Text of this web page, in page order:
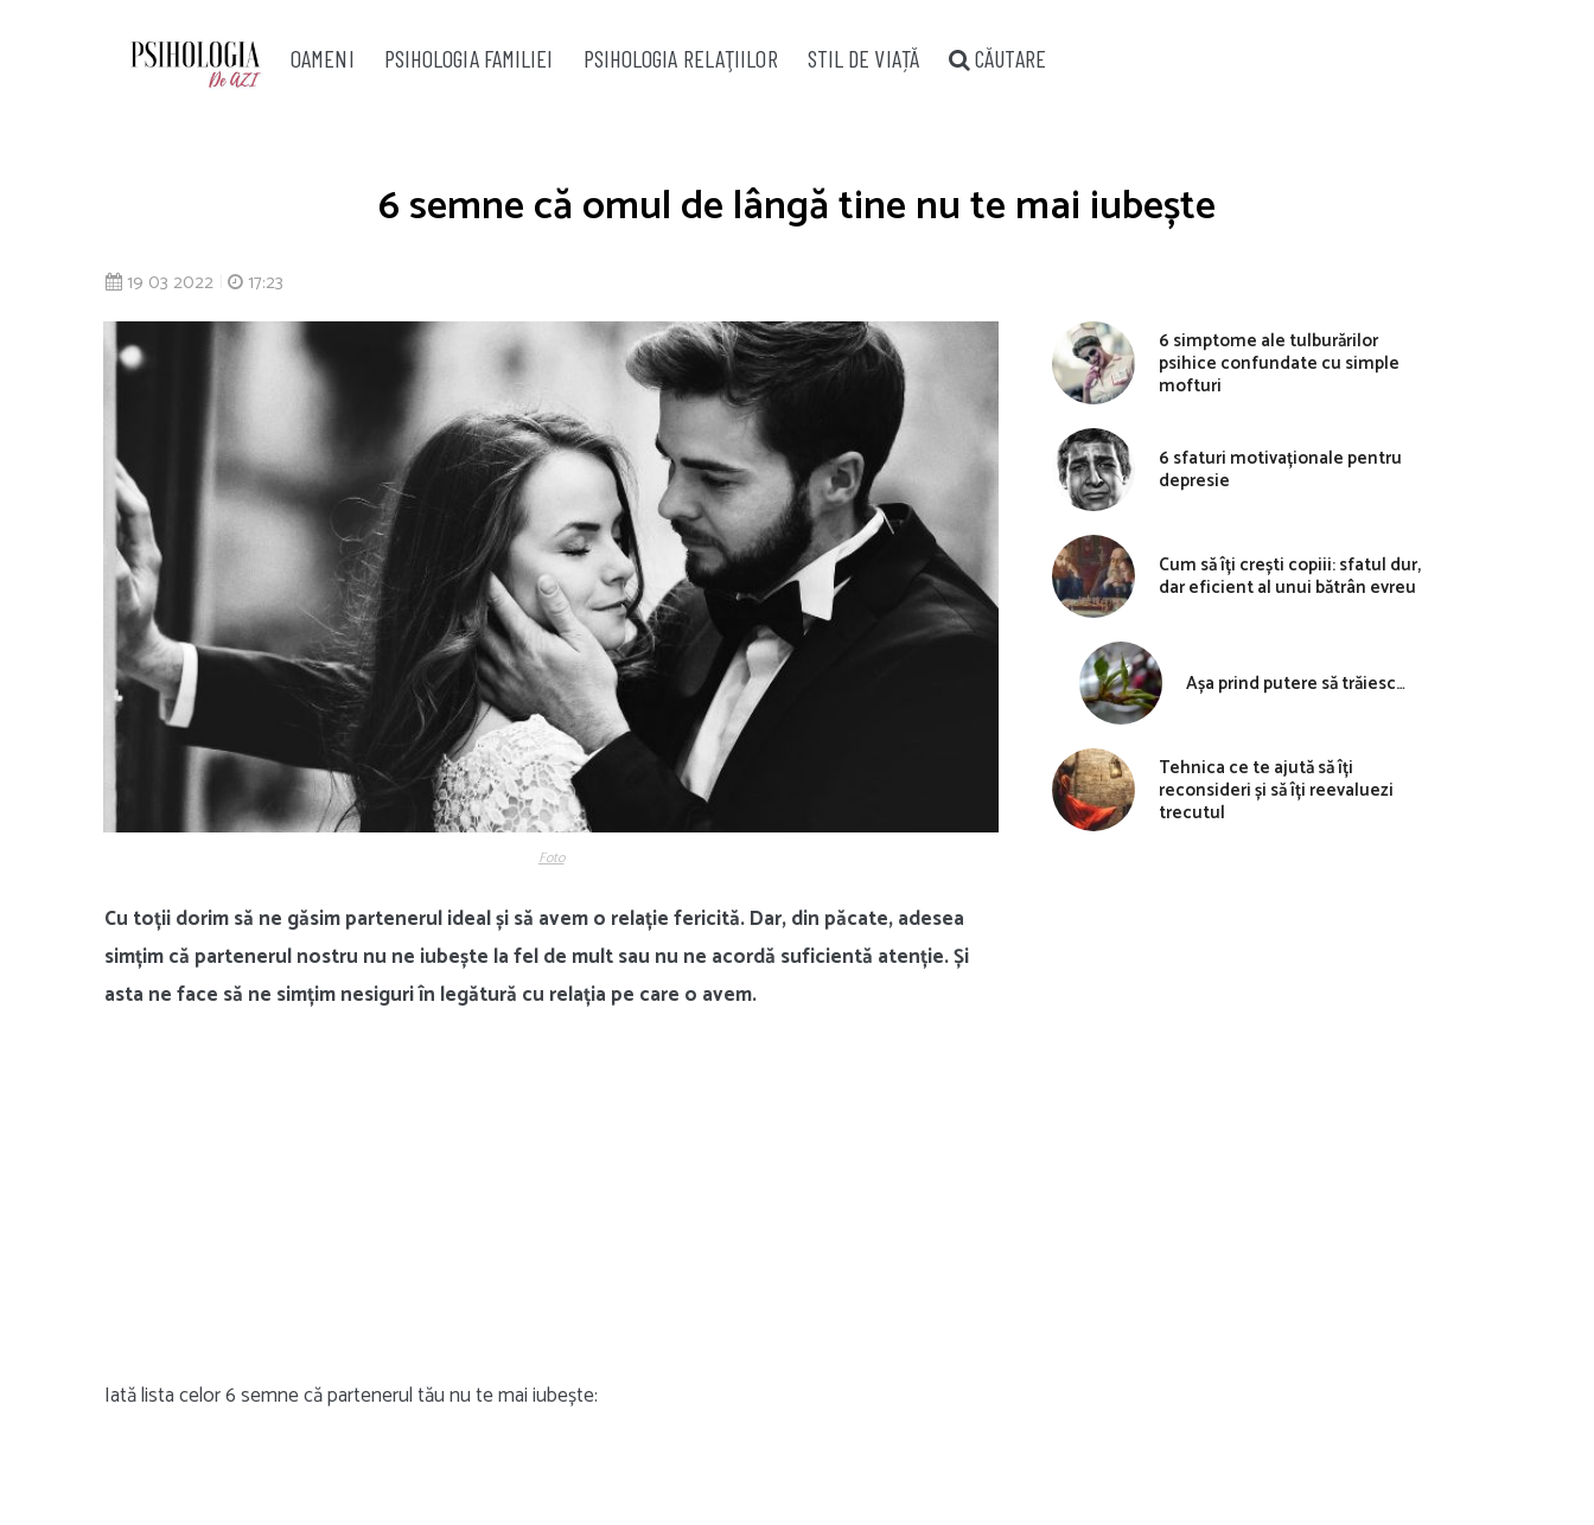
OAMENI PSIHOLOGIA FAMILIEI PSIHOLOGIA RELAŢIILOR STIL DE VIAȚĂ CĂUTARE
6 semne că omul de lângă tine nu te mai iubește
19 03 2022 17:23
Foto
Cu toții dorim să ne găsim partenerul ideal și să avem o relație fericită. Dar, din păcate, adesea
simțim că partenerul nostru nu ne iubește la fel de mult sau nu ne acordă suficientă atenție. Și
asta ne face să ne simțim nesiguri în legătură cu relația pe care o avem.
Iată lista celor 6 semne că partenerul tău nu te mai iubește:
6 simptome ale tulburărilor
psihice confundate cu simple
mofturi
6 sfaturi motivaționale pentru
depresie
Cum să îți crești copiii: sfatul dur,
dar eficient al unui bătrân evreu
Așa prind putere să trăiesc…
Tehnica ce te ajută să îți
reconsideri și să îți reevaluezi
trecutul